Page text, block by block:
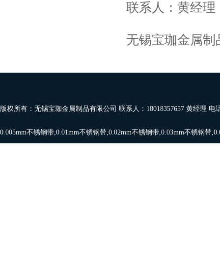
联系人：黄经理
无锡宝珈金属
版权所有：无锡宝珈金属制品有限公司 联系人：18018357657 黄经理
0.005mm不锈钢带,0.01mm不锈钢带,0.02mm不锈钢带,0.03mm不锈钢带,